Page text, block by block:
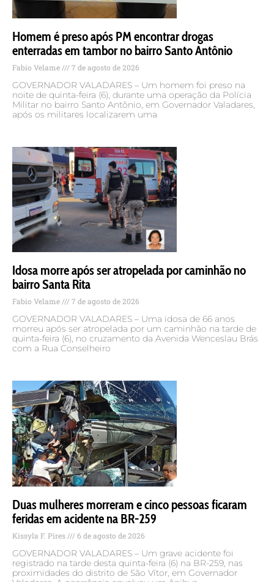
Homem é preso após PM encontrar drogas
enterradas em tambor no bairro Santo Antônio
Fabio Velame 7 de agosto de 2026
GOVERNADOR VALADARES – Um homem foi preso na
noite de quinta-feira (6), durante uma operação da Polícia
Militar no bairro Santo Antônio, em Governador Valadares,
após os militares localizarem uma
Idosa morre após ser atropelada por caminhão no
bairro Santa Rita
Fabio Velame 7 de agosto de 2026
GOVERNADOR VALADARES – Uma idosa de 66 anos
morreu após ser atropelada por um caminhão na tarde de
quinta-feira (6), no cruzamento da Avenida Wenceslau Brás
com a Rua Conselheiro
Duas mulheres morreram e cinco pessoas ficaram
feridas em acidente na BR-259
Kissyla F. Pires 6 de agosto de 2026
GOVERNADOR VALADARES – Um grave acidente foi
registrado na tarde desta quinta-feira (6) na BR-259, nas
proximidades do distrito de São Vítor, em Governador